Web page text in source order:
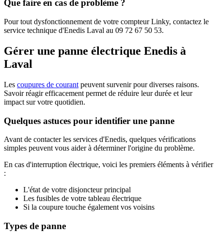
Que faire en cas de problème ?
Pour tout dysfonctionnement de votre compteur Linky, contactez le
service technique d'Enedis Laval au 09 72 67 50 53.
Gérer une panne électrique Enedis à
Laval
Les coupures de courant peuvent survenir pour diverses raisons.
Savoir réagir efficacement permet de réduire leur durée et leur
impact sur votre quotidien.
Quelques astuces pour identifier une panne
Avant de contacter les services d'Enedis, quelques vérifications
simples peuvent vous aider à déterminer l'origine du problème.
En cas d'interruption électrique, voici les premiers éléments à vérifier
:
L'état de votre disjoncteur principal
Les fusibles de votre tableau électrique
Si la coupure touche également vos voisins
Types de panne